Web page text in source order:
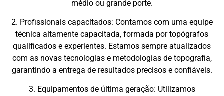
médio ou grande porte.
2. Profissionais capacitados: Contamos com uma equipe
técnica altamente capacitada, formada por topógrafos
qualificados e experientes. Estamos sempre atualizados
com as novas tecnologias e metodologias de topografia,
garantindo a entrega de resultados precisos e confiáveis.
3. Equipamentos de última geração: Utilizamos